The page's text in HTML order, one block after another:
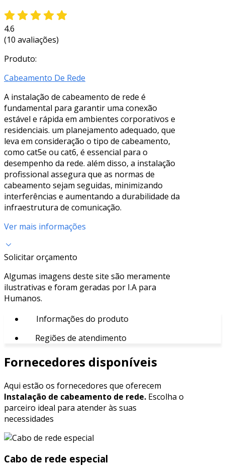
4.6
(10 avaliações)
Produto:
Cabeamento De Rede
A instalação de cabeamento de rede é
fundamental para garantir uma conexão
estável e rápida em ambientes corporativos e
residenciais. um planejamento adequado, que
leva em consideração o tipo de cabeamento,
como cat5e ou cat6, é essencial para o
desempenho da rede. além disso, a instalação
profissional assegura que as normas de
cabeamento sejam seguidas, minimizando
interferências e aumentando a durabilidade da
infraestrutura de comunicação.
Ver mais informações
Solicitar orçamento
Algumas imagens deste site são meramente
ilustrativas e foram geradas por I.A para
Humanos.
Informações do produto
Regiões de atendimento
Fornecedores disponíveis
Aqui estão os fornecedores que oferecem
Instalação de cabeamento de rede. Escolha o
parceiro ideal para atender às suas
necessidades
Cabo de rede especial